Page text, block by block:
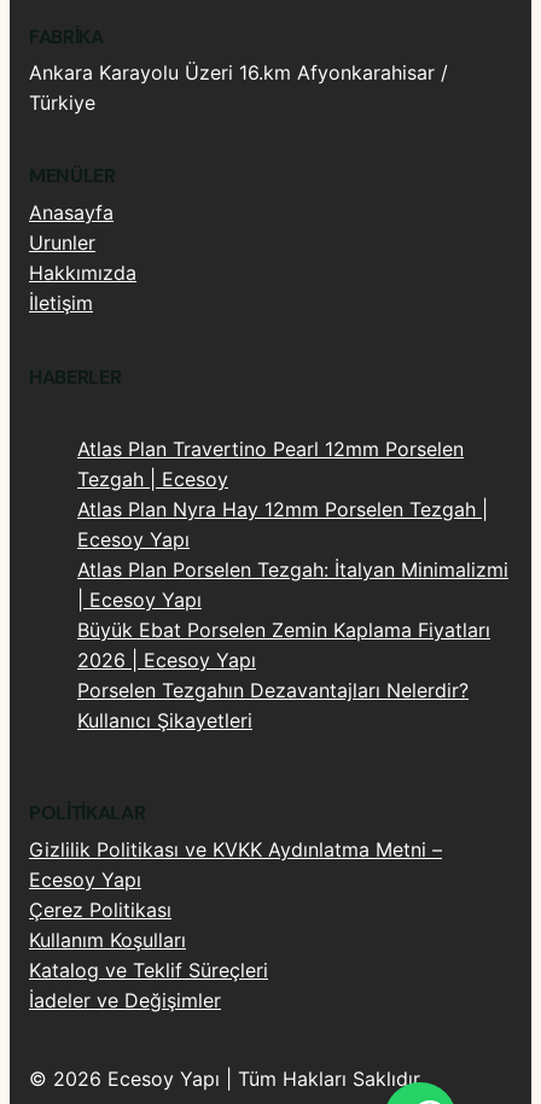
FABRIKA
Ankara Karayolu Üzeri 16.km Afyonkarahisar /
Türkiye
MENÜLER
Anasayfa
Urunler
Hakkımızda
İletişim
HABERLER
Atlas Plan Travertino Pearl 12mm Porselen
Tezgah | Ecesoy
Atlas Plan Nyra Hay 12mm Porselen Tezgah |
Ecesoy Yapı
Atlas Plan Porselen Tezgah: İtalyan Minimalizmi
| Ecesoy Yapı
Büyük Ebat Porselen Zemin Kaplama Fiyatları
2026 | Ecesoy Yapı
Porselen Tezgahın Dezavantajları Nelerdir?
Kullanıcı Şikayetleri
POLITIKALAR
Gizlilik Politikası ve KVKK Aydınlatma Metni –
Ecesoy Yapı
Çerez Politikası
Kullanım Koşulları
Katalog ve Teklif Süreçleri
İadeler ve Değişimler
© 2026 Ecesoy Yapı | Tüm Hakları Saklıdır